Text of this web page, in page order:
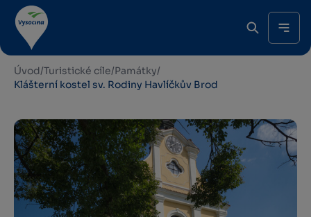
Úvod/Turistické cíle/Památky/
Klášterní kostel sv. Rodiny Havlíčkův Brod